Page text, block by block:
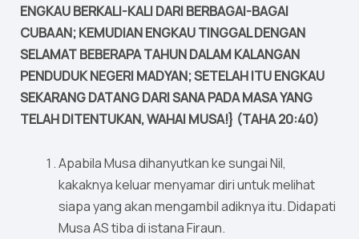
ENGKAU BERKALI-KALI DARI BERBAGAI-BAGAI
CUBAAN; KEMUDIAN ENGKAU TINGGAL DENGAN
SELAMAT BEBERAPA TAHUN DALAM KALANGAN
PENDUDUK NEGERI MADYAN; SETELAH ITU ENGKAU
SEKARANG DATANG DARI SANA PADA MASA YANG
TELAH DITENTUKAN, WAHAI MUSA!} (TAHA 20:40)
Apabila Musa dihanyutkan ke sungai Nil,
kakaknya keluar menyamar diri untuk melihat
siapa yang akan mengambil adiknya itu. Didapati
Musa AS tiba di istana Firaun.